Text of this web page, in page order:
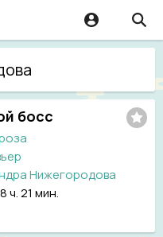
босс
Нижегородова
8 ч. 21 мин.